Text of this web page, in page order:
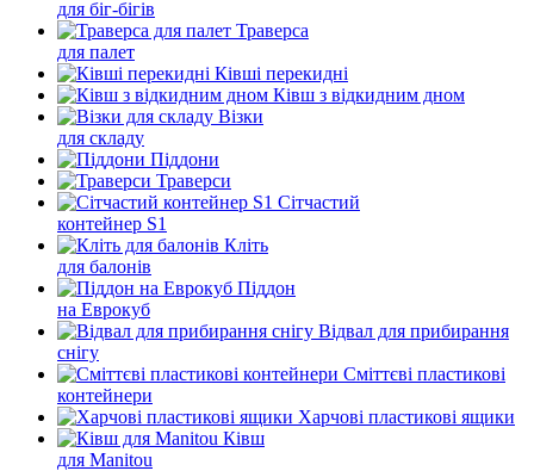
для біг-бігів
Траверса
для палет
Ківші перекидні
Ківш з відкидним дном
Візки
для складу
Піддони
Траверси
Сітчастий
контейнер S1
Кліть
для балонів
Піддон
на Еврокуб
Відвал для прибирання
снігу
Cміттєві пластикові
контейнери
Харчові пластикові ящики
Ківш
для Manitou